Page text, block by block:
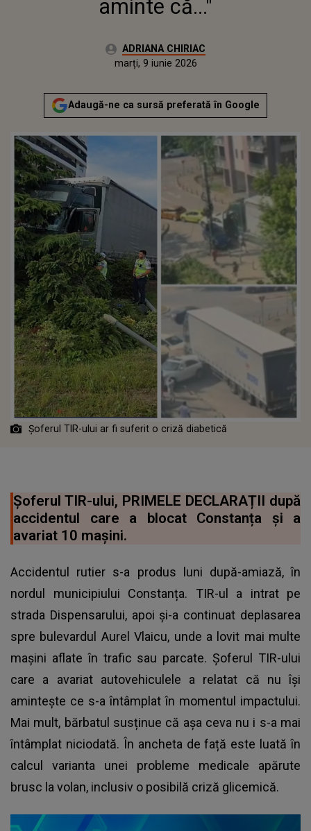
aminte că..."
Autor:ADRIANA CHIRIAC
Actualizat:
marți, 9 iunie 2026
Adaugă-ne ca sursă preferată în Google
Șoferul TIR-ului ar fi suferit o criză diabetică
Șoferul TIR-ului, PRIMELE DECLARAȚII după
accidentul care a blocat Constanța și a
avariat 10 mașini.
Accidentul rutier s-a produs luni după-amiază, în
nordul municipiului Constanța. TIR-ul a intrat pe
strada Dispensarului, apoi și-a continuat deplasarea
spre bulevardul Aurel Vlaicu, unde a lovit mai multe
mașini aflate în trafic sau parcate. Şoferul TIR-ului
care a avariat autovehiculele a relatat că nu îşi
aminteşte ce s-a întâmplat în momentul impactului.
Mai mult, bărbatul susținue că așa ceva nu i s-a mai
întâmplat niciodată. În ancheta de față este luată în
calcul varianta unei probleme medicale apărute
brusc la volan, inclusiv o posibilă criză glicemică.